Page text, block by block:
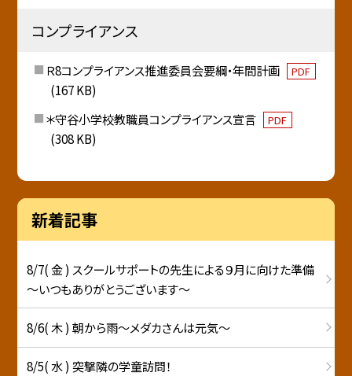
コンプライアンス
Ｒ8コンプライアンス推進委員会要綱・年間計画 PDF
(167 KB)
＊守谷小学校教職員コンプライアンス宣言
PDF
(308 KB)
新着記事
8/7( 金 ) スクールサポートの先生による９月に向けた準備
～いつもありがとうございます～
8/6( 木 ) 朝から雨～メダカさんは元気～
8/5( 水 ) 突撃隣の学童訪問！